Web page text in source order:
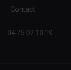
Contact
04 75 07 10 19